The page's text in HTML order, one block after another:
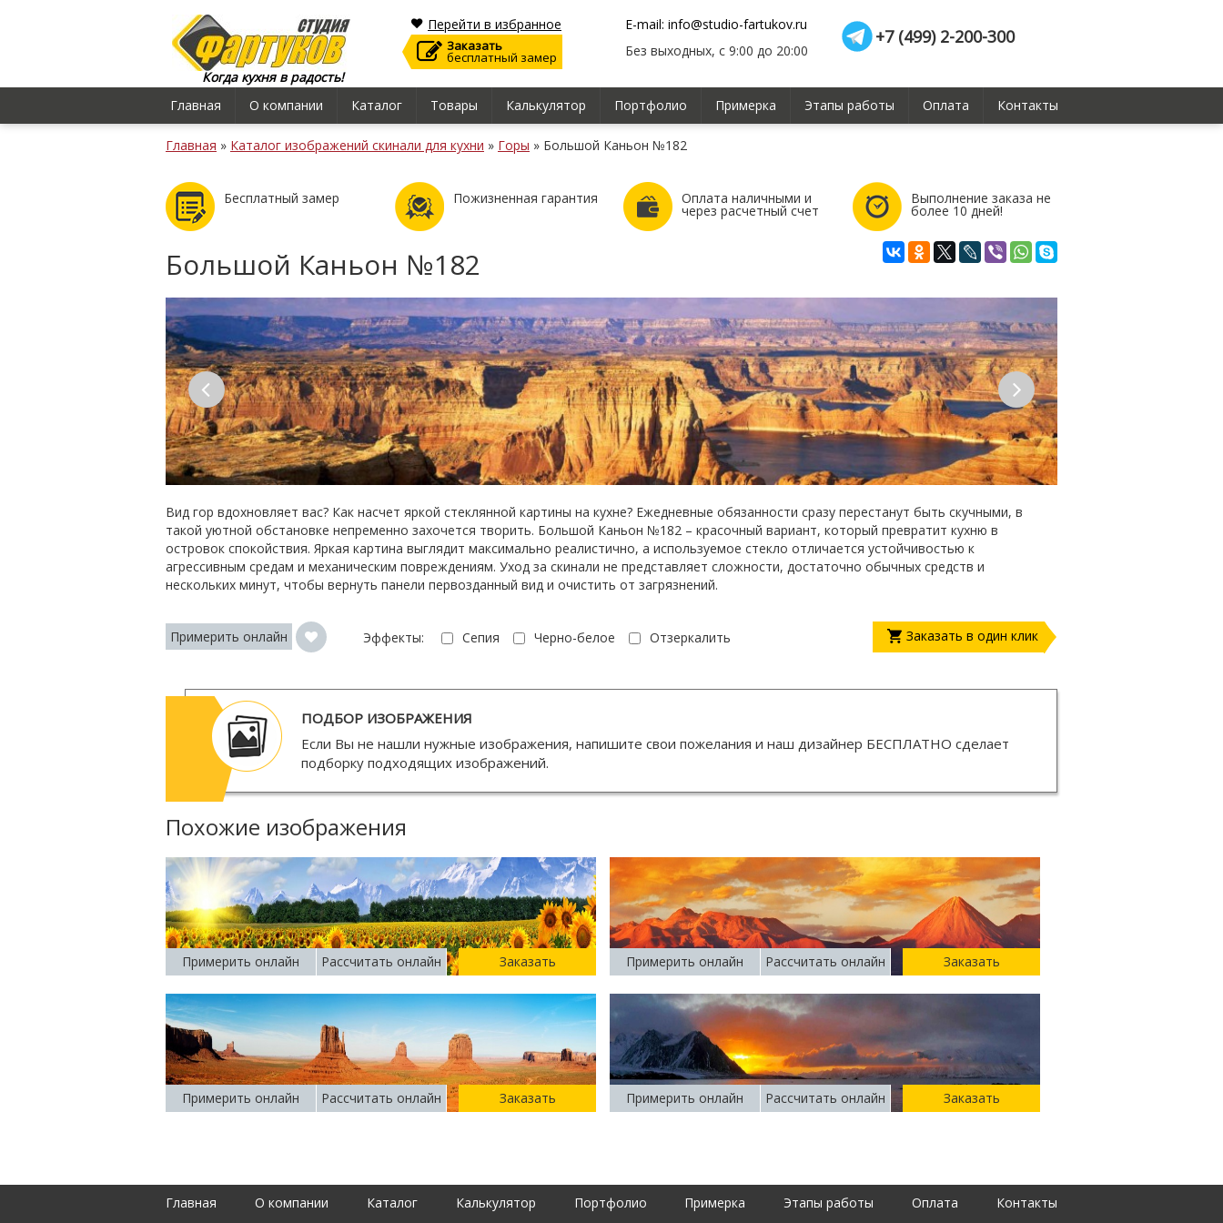
Когда кухня в радость!
Перейти в избранное
Заказать
бесплатный замер
E-mail: info@studio-fartukov.ru
Без выходных, с 9:00 до 20:00
+7 (499) 2-200-300
Главная О компании Каталог Товары Калькулятор Портфолио Примерка Этапы работы Оплата Контакты
Главная » Каталог изображений скинали для кухни » Горы » Большой Каньон №182
Бесплатный замер Пожизненная гарантия Оплата наличными и
через расчетный счет
Выполнение заказа не
более 10 дней!
Большой Каньон №182
Вид гор вдохновляет вас? Как насчет яркой стеклянной картины на кухне? Ежедневные обязанности сразу перестанут быть скучными, в
такой уютной обстановке непременно захочется творить. Большой Каньон №182 – красочный вариант, который превратит кухню в
островок спокойствия. Яркая картина выглядит максимально реалистично, а используемое стекло отличается устойчивостью к
агрессивным средам и механическим повреждениям. Уход за скинали не представляет сложности, достаточно обычных средств и
нескольких минут, чтобы вернуть панели первозданный вид и очистить от загрязнений.
Заказать в один клик
Примерить онлайн Эффекты: Сепия Черно-белое Отзеркалить
ПОДБОР ИЗОБРАЖЕНИЯ
Если Вы не нашли нужные изображения, напишите свои пожелания и наш дизайнер БЕСПЛАТНО сделает
подборку подходящих изображений.
Похожие изображения
Примерить онлайн Рассчитать онлайн Заказать Примерить онлайн Рассчитать онлайн Заказать
Примерить онлайн Рассчитать онлайн Заказать Примерить онлайн Рассчитать онлайн Заказать
Главная О компании Каталог Калькулятор Портфолио Примерка Этапы работы Оплата Контакты